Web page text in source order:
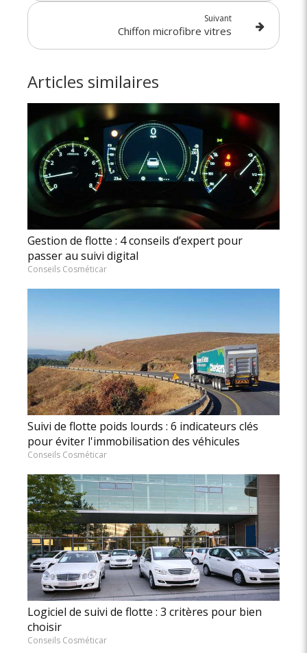
Suivant
Chiffon microfibre vitres
Articles similaires
Gestion de flotte : 4 conseils d’expert pour
passer au suivi digital
Conseils Cosméticar
Suivi de flotte poids lourds : 6 indicateurs clés
pour éviter l'immobilisation des véhicules
Conseils Cosméticar
Logiciel de suivi de flotte : 3 critères pour bien
choisir
Conseils Cosméticar